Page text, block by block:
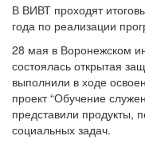
В ВИВТ проходят
года по реализации
28 мая в Воронежском
состоялась открытая
выполнили в ходе
проект “Обучение
представили продукты,
социальных задач.